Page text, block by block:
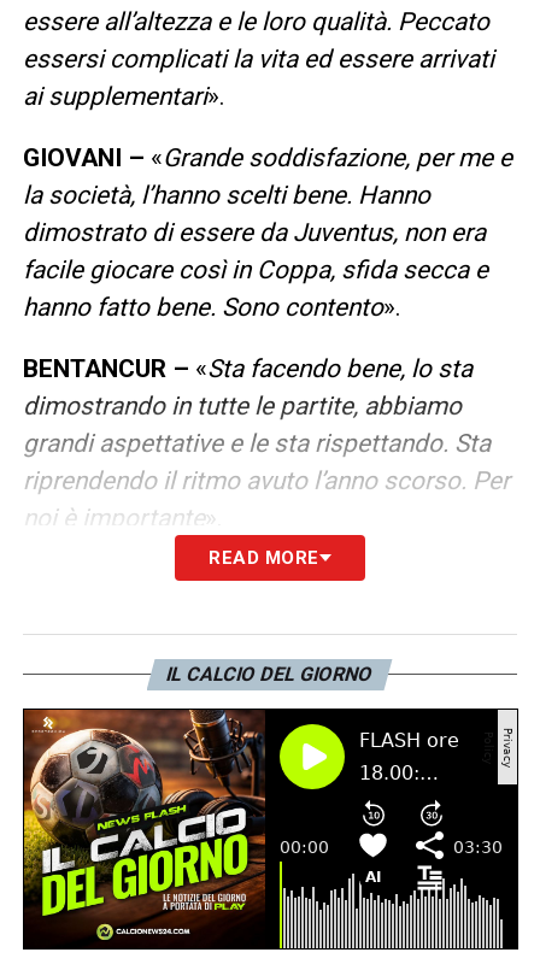
essere all’altezza e le loro qualità. Peccato
essersi complicati la vita ed essere arrivati
ai supplementari».
GIOVANI – «Grande soddisfazione, per me e
la società, l’hanno scelti bene. Hanno
dimostrato di essere da Juventus, non era
facile giocare così in Coppa, sfida secca e
hanno fatto bene. Sono contento».
BENTANCUR – «Sta facendo bene, lo sta
dimostrando in tutte le partite, abbiamo
grandi aspettative e le sta rispettando. Sta
riprendendo il ritmo avuto l’anno scorso. Per
noi è importante».
KULUSEVSKI-MORATA –«Hanno avuto
cercati, hanno giocato vicini, hanno avuto
occasioni per fare male al portiere. Si
allenano insieme dall’inizio della stagione,
sanno come trovarsi».
ESPERIMENTO BERNARDESCHI – «Volevo
vedere Bernardeschi da terzino, ce l’avevo in
testa da un po’, avendo sempre partite
ravvicinate. C’era stato poco spazio per
READ MORE
IL CALCIO DEL GIORNO